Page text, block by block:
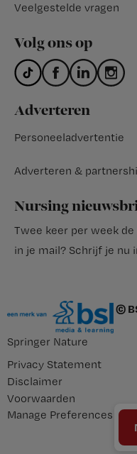
Veelgestelde vragen
Volg ons op
Adverteren
Personeeladvertentie
Adverteren &
Nursing
Twee keer per week
in je mail? Schrijf je nu
©
Springer Nature
Privacy Statement
Disclaimer
Voorwaarden
Manage Preferences